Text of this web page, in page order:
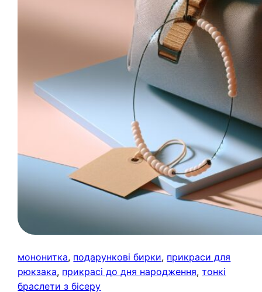
мононитка, подарункові бирки, прикраси для
рюкзака, прикрасі до дня народження, тонкі
браслети з бісеру